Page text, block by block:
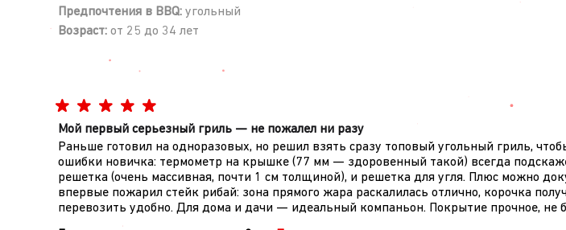
Предпочтения в BBQ: угольный
Возраст: от 25 до 34 лет
Мой первый серьезный гриль — не пожалел ни разу
Раньше готовил на одноразовых, но решил взять сразу топовый угольный гриль,
ошибки новичка: термометр на крышке (77 мм — здоровенный такой) всегда
решетка (очень массивная, почти 1 см толщиной), и решетка для угля. Плюс можно
впервые пожарил стейк рибай: зона прямого жара раскалилась отлично, корочка
перевозить удобно. Для дома и дачи — идеальный компаньон. Покрытие прочное, не